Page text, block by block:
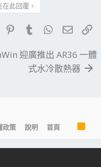
此回覆。
Reddit PinterestTumblrWhatsApp
電子
迎廣推出 AR36 一體
式水冷散熱器
政策 說明 首頁
R
S
S